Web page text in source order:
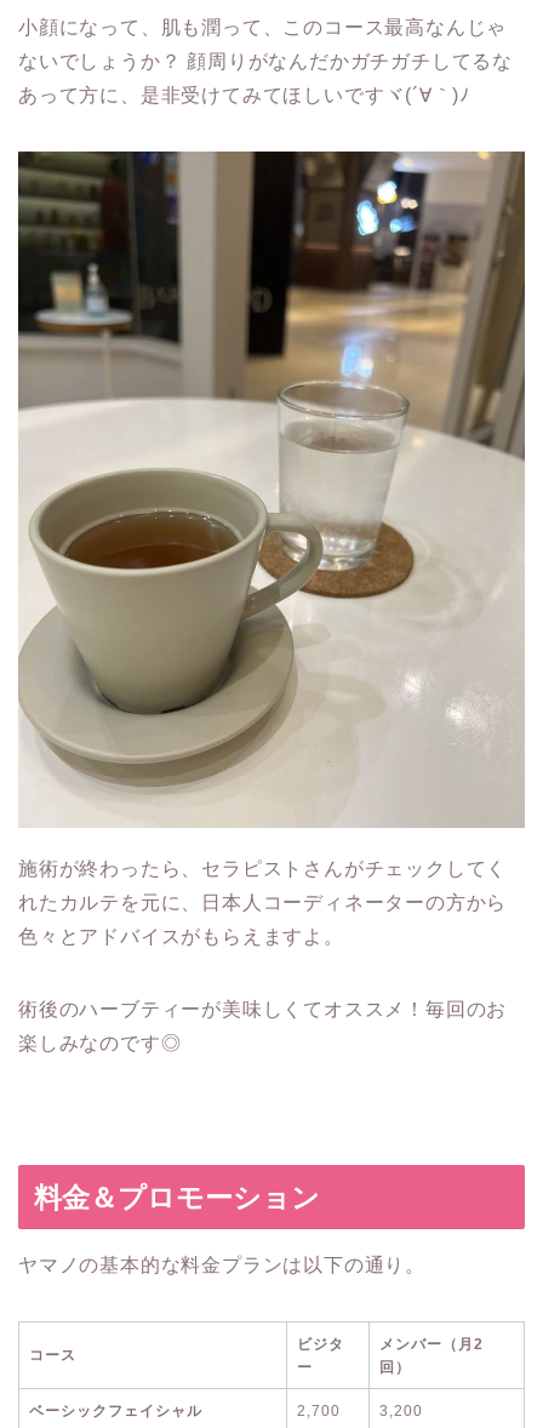
小顔になって、肌も潤って、このコース最高なんじゃ
ないでしょうか？ 顔周りがなんだかガチガチしてるな
あって方に、是非受けてみてほしいですヾ(´∀｀)ﾉ
施術が終わったら、セラピストさんがチェックしてく
れたカルテを元に、日本人コーディネーターの方から
色々とアドバイスがもらえますよ。
術後のハーブティーが美味しくてオススメ！毎回のお
楽しみなのです◎
料金＆プロモーション
ヤマノの基本的な料金プランは以下の通り。
コース
ビジタ
ー
メンバー（月2
回）
ベーシックフェイシャル 2,700 3,200